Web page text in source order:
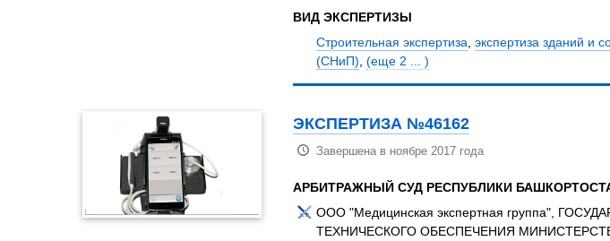
ВИД ЭКСПЕРТИЗЫ
Строительная экспертиза, экспертиза зданий и
(СНиП), (еще 2 ... )
ЭКСПЕРТИЗА №46162
Завершена в ноябре 2017 года
АРБИТРАЖНЫЙ СУД РЕСПУБЛИКИ
ООО "Медицинская экспертная группа",
ТЕХНИЧЕСКОГО ОБЕСПЕЧЕНИЯ